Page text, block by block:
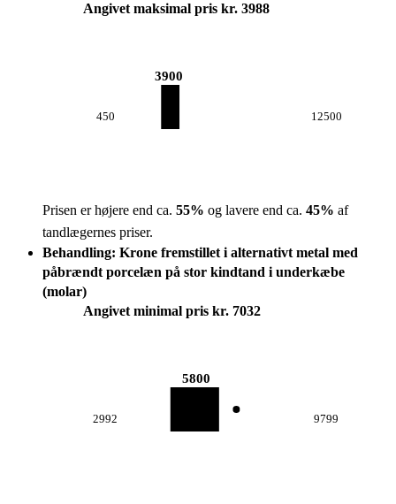
Angivet maksimal pris kr. 3988
450
3900
12500
Prisen er højere end ca. 55% og lavere end ca. 45% af
tandlægernes priser.
Behandling: Krone fremstillet i alternativt metal med
påbrændt porcelæn på stor kindtand i underkæbe
(molar)
Angivet minimal pris kr. 7032
2992
5800
9799